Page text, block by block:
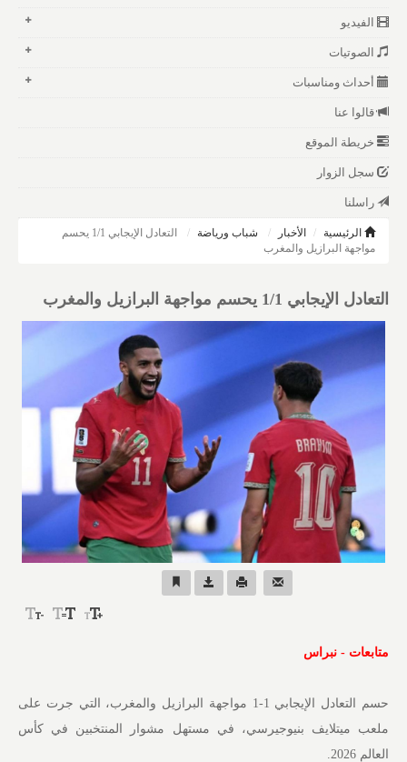
الفيديو
الصوتيات
أحداث ومناسبات
قالوا عنا
خريطة الموقع
سجل الزوار
راسلنا
الرئيسية الأخبار شباب ورياضة
التعادل الإيجابي 1/1 يحسم
مواجهة البرازيل والمغرب
التعادل الإيجابي 1/1 يحسم مواجهة البرازيل والمغرب
متابعات - نبراس
حسم التعادل الإيجابي 1-1 مواجهة البرازيل والمغرب، التي جرت على
ملعب ميتلايف بنيوجيرسي، في مستهل مشوار المنتخبين في كأس
العالم 2026.